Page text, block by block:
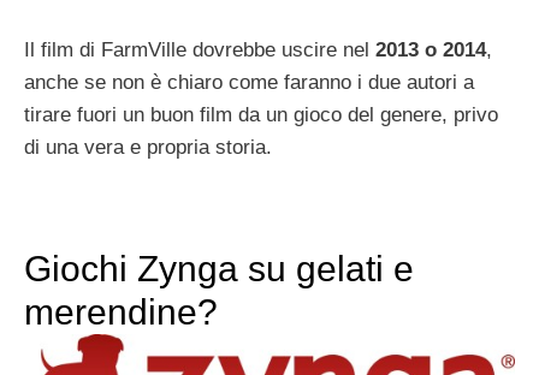
Il film di FarmVille dovrebbe uscire nel 2013 o 2014,
anche se non è chiaro come faranno i due autori a
tirare fuori un buon film da un gioco del genere, privo
di una vera e propria storia.
Giochi Zynga su gelati e
merendine?